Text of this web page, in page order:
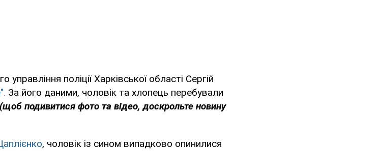
поліції Харківської області Сергій
За його даними, чоловік та хлопець перебували
(щоб подивитися фото та відео, доскрольте новину
, чоловік із сином випадково опинилися